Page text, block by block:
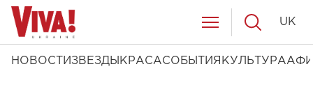
НОВОСТИ ЗВЕЗДЫ КРАСАСОБЫТИЯ КУЛЬТУРА
UK